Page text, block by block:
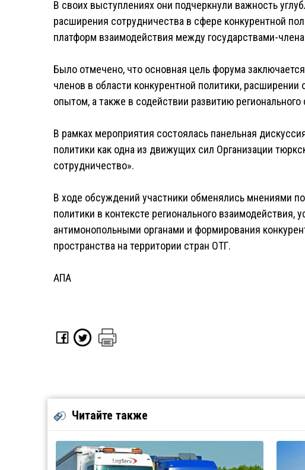
В своих выступлениях они подчеркнули важность
расширения сотрудничества в сфере конкурентной
платформ взаимодействия между государствами-
Было отмечено, что основная цель форума
членов в области конкурентной политики,
опытом, а также в содействии развитию регионального
В рамках мероприятия состоялась панельная
политики как одна из движущих сил Организации
сотрудничество».
В ходе обсуждений участники обменялись мнениями
политики в контексте регионального взаимодействия,
антимонопольными органами и формирования
пространства на территории стран ОТГ.
АПА
Читайте также